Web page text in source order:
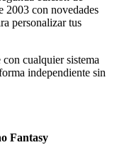
2003 con novedades
personalizar tus
cualquier sistema
independiente sin
Fantasy